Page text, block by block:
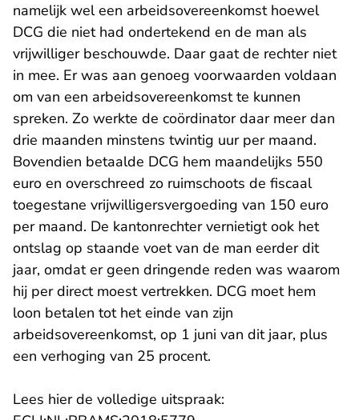
namelijk wel een arbeidsovereenkomst hoewel
DCG die niet had ondertekend en de man als
vrijwilliger beschouwde. Daar gaat de rechter niet
in mee. Er was aan genoeg voorwaarden voldaan
om van een arbeidsovereenkomst te kunnen
spreken. Zo werkte de coördinator daar meer dan
drie maanden minstens twintig uur per maand.
Bovendien betaalde DCG hem maandelijks 550
euro en overschreed zo ruimschoots de fiscaal
toegestane vrijwilligersvergoeding van 150 euro
per maand. De kantonrechter vernietigt ook het
ontslag op staande voet van de man eerder dit
jaar, omdat er geen dringende reden was waarom
hij per direct moest vertrekken. DCG moet hem
loon betalen tot het einde van zijn
arbeidsovereenkomst, op 1 juni van dit jaar, plus
een verhoging van 25 procent.
Lees hier de volledige uitspraak: